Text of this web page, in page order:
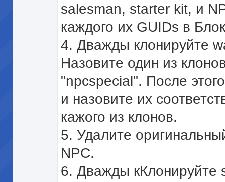
salesman, starter kit, и
каждого их GUIDs в
4. Дважды клонируйте
Назовите один из
"npcspecial". После
и назовите их
кажого из клонов.
5. Удалите
NPC.
6. Дважды кКлонируйте